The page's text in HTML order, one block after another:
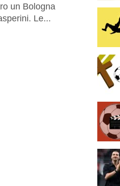
un Bologna
Le...